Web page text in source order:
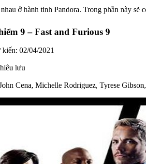
ở hành tinh Pandora. Trong phần này
9 – Fast and Furious 9
02/04/2021
lưu
Cena, Michelle Rodriguez, Tyrese Gibson,